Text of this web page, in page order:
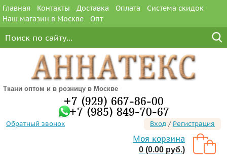
Главная Контакты Доставка Оплата
Система скидок
Наш магазин в Москве
Опт
Ткани оптом и в розницу в Москве
+7 (929) 667-86-00
+7 (985) 849-70-67
Обратный звонок Вход / Регистрация
Моя корзина
0 (0.00 руб.)